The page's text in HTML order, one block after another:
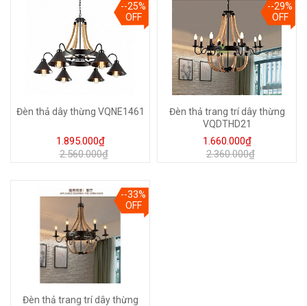
--25%
OFF
Đèn thả dây thừng VQNE1461
1.895.000₫
2.560.000₫
--29%
OFF
Đèn thả trang trí dây thừng
VQDTHD21
1.660.000₫
2.360.000₫
--33%
OFF
Đèn thả trang trí dây thừng